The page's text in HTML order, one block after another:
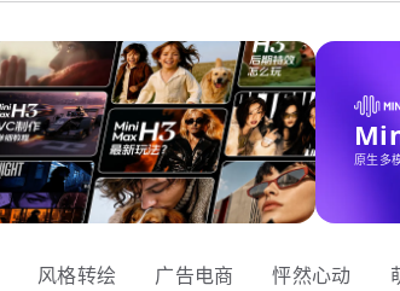
原生多
风格转绘 广告电商 怦然心动